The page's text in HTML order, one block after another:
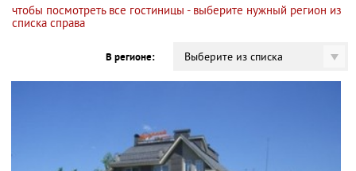
чтобы посмотреть все гостиницы - выберите нужный регион из
списка справа
В регионе: Выберите из списка